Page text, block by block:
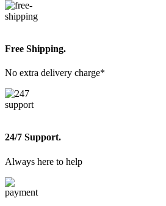
Free Shipping.
No extra delivery charge*
24/7 Support.
Always here to help